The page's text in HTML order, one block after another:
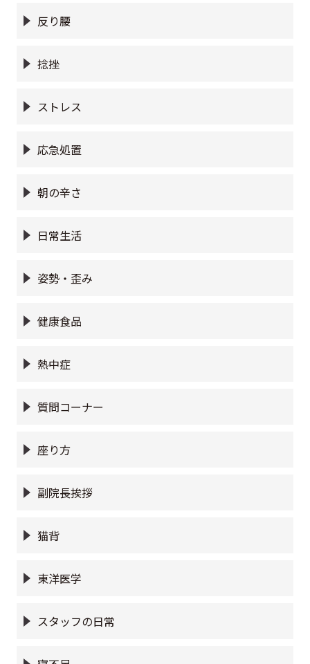
反り腰
捻挫
ストレス
応急処置
朝の辛さ
日常生活
姿勢・歪み
健康食品
熱中症
質問コーナー
座り方
副院長挨拶
猫背
東洋医学
スタッフの日常